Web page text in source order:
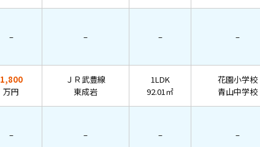
– – – –
1,800
万円
ＪＲ武豊線
東成岩
1LDK
92.01㎡
花園小学校
青山中学校
– – – –